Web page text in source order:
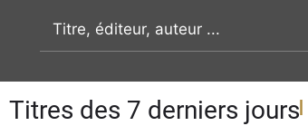
recherche par mot clé
Titres des 7 derniers jours